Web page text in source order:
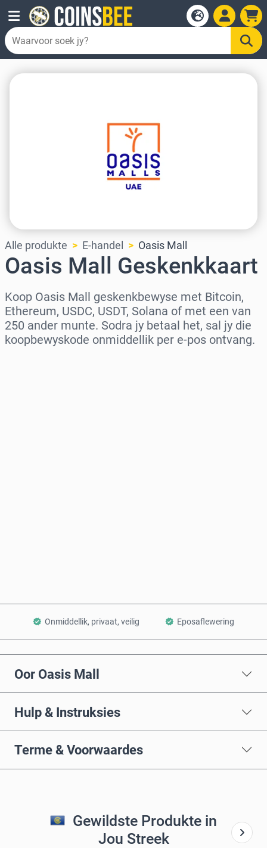
Alle produkte E-handel Oasis Mall
Oasis Mall Geskenkkaart
Koop Oasis Mall geskenkbewyse met Bitcoin,
Ethereum, USDC, USDT, Solana of met een van
250 ander munte. Sodra jy betaal het, sal jy die
koopbewyskode onmiddellik per e-pos ontvang.
Onmiddellik, privaat, veilig Eposaflewering
Oor Oasis Mall
Hulp & Instruksies
Terme & Voorwaardes
Gewildste Produkte in
Jou Streek